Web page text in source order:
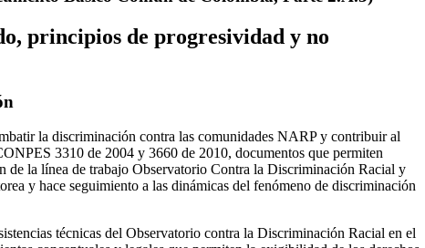
principios de progresividad y no
la discriminación contra las comunidades NARP y contribuir al
3310 de 2004 y 3660 de 2010, documentos que permiten
de la línea de trabajo Observatorio Contra la Discriminación Racial y
y hace seguimiento a las dinámicas del fenómeno de discriminación
técnicas del Observatorio contra la Discriminación Racial en el